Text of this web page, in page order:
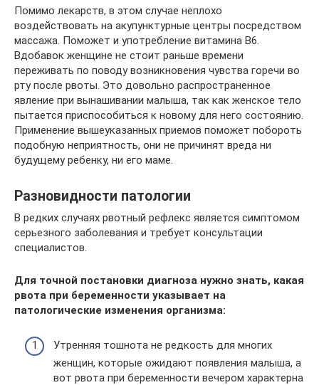
Помимо лекарств, в этом случае неплохо
воздействовать на акупунктурные центры посредством
массажа. Поможет и употребление витамина В6.
Вдобавок женщине не стоит раньше времени
переживать по поводу возникновения чувства горечи во
рту после рвоты. Это довольно распространенное
явление при вынашивании малыша, так как женское тело
пытается приспособиться к новому для него состоянию.
Применение вышеуказанных приемов поможет побороть
подобную неприятность, они не причинят вреда ни
будущему ребенку, ни его маме.
Разновидности патологии
В редких случаях рвотный рефлекс является симптомом
серьезного заболевания и требует консультации
специалистов.
Для точной постановки диагноза нужно знать, какая
рвота при беременности указывает на
патологические изменения организма:
Утренняя тошнота не редкость для многих
женщин, которые ожидают появления малыша, а
вот рвота при беременности вечером характерна